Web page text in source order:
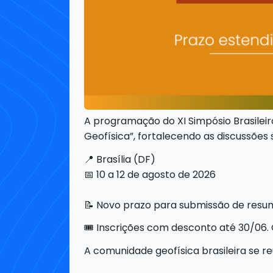
A programação do XI Simpósio
Geofísica”, fortalecendo as
📍 Brasília (DF)
📅 10 a 12 de agosto de 2026
📝 Novo prazo para submissão de
🎟️ Inscrições com desconto até 30/06.
A comunidade geofísica brasileira se